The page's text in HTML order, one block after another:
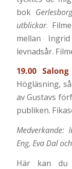
bok
utblickar.
mellan
levnadsår.
19.00
Högläsning,
av Gustavs
publiken.
Medverkande:
Eng, Eva Dal
Här kan du